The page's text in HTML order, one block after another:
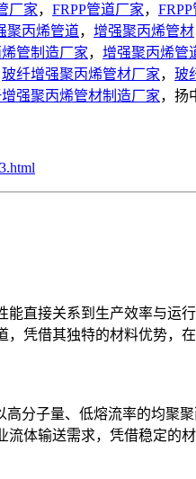
厂家， FRPP管道厂家，
聚丙烯管道， 增强聚丙烯管材
管制造厂家， 增强聚丙烯管
玻纤增强聚丙烯管材厂家， 玻
强聚丙烯管材制造厂家，扬
能直接关系到生产效率与运
，凭借其独特的材料优势，
高分子量、低熔流率的均聚
流体输送需求，凭借稳定的